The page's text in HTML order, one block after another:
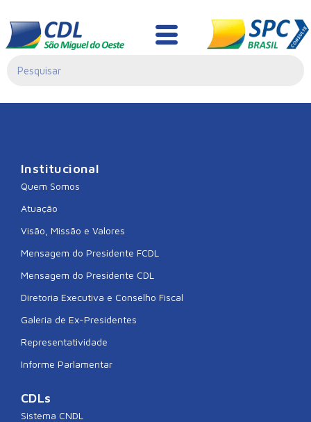
Manual uso de
marca CDL JOVEM
Institucional
Quem Somos
Atuação
Visão, Missão e Valores
Mensagem do Presidente FCDL
Mensagem do Presidente CDL
Diretoria Executiva e Conselho Fiscal
Galeria de Ex-Presidentes
Representatividade
Informe Parlamentar
CDLs
Sistema CNDL